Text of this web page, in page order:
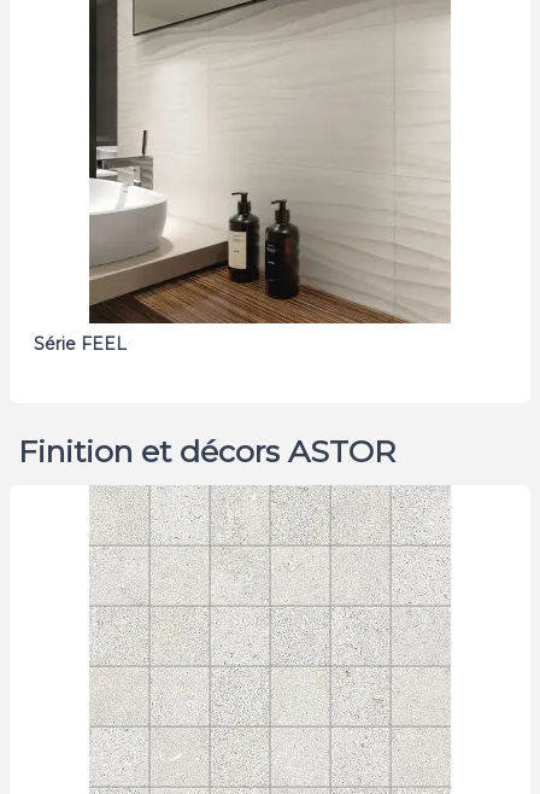
Série FEEL
Finition et décors ASTOR